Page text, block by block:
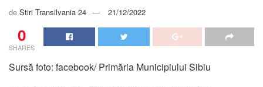
de Stiri Transilvania 24 21/12/2022
0
SHARES
Sursă foto: facebook/ Primăria Municipiului Sibiu